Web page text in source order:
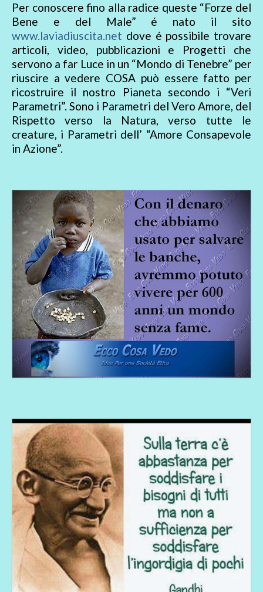
Per conoscere fino alla radice queste “Forze del
Bene e del Male” é nato il sito
www.laviadiuscita.net dove é possibile trovare
articoli, video, pubblicazioni e Progetti che
servono a far Luce in un “Mondo di Tenebre” per
riuscire a vedere COSA può essere fatto per
ricostruire il nostro Pianeta secondo i “Veri
Parametri”. Sono i Parametri del Vero Amore, del
Rispetto verso la Natura, verso tutte le
creature, i Parametri dell’ “Amore Consapevole
in Azione”.